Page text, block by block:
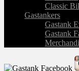
Classic
Gastankers
Gastank
Gastank